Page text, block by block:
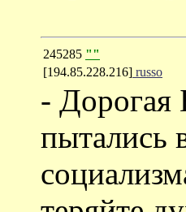
245285 ""
[194.85.228.216] russo
- Дорогая
пытались